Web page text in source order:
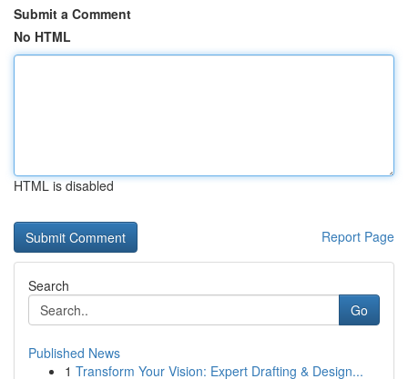
Submit a Comment
No HTML
HTML is disabled
Report Page
Search
Go
Published News
1 Transform Your Vision: Expert Drafting & Design...